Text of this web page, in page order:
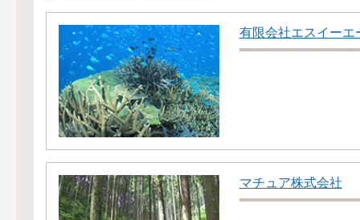
有限会社エスイーエ
マチュア株式会社